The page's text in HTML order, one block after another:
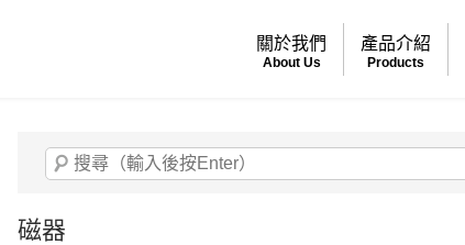
關於我們
About Us
產品介紹
Products
磁器